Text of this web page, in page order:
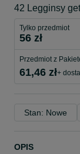
42 Legginsy
Tylko przedmiot
56 zł
Przedmiot z
61,46 zł+
Stan: Nowe
OPIS